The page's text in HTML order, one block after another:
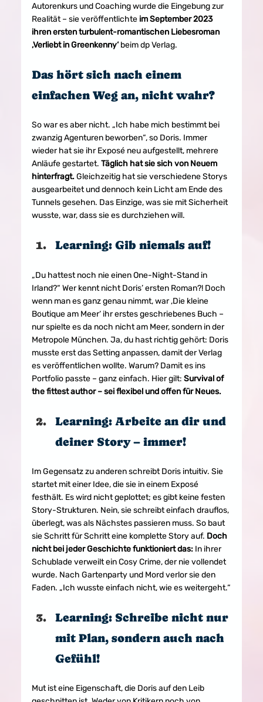
Autorenkurs und Coaching wurde die Eingebung zur
Realität – sie veröffentlichte im September 2023
ihren ersten turbulent-romantischen Liebesroman
‚Verliebt in Greenkenny‘ beim dp Verlag.
Das hört sich nach einem
einfachen Weg an, nicht wahr?
So war es aber nicht. „Ich habe mich bestimmt bei
zwanzig Agenturen beworben“, so Doris. Immer
wieder hat sie ihr Exposé neu aufgestellt, mehrere
Anläufe gestartet. Täglich hat sie sich von Neuem
hinterfragt. Gleichzeitig hat sie verschiedene Storys
ausgearbeitet und dennoch kein Licht am Ende des
Tunnels gesehen. Das Einzige, was sie mit Sicherheit
wusste, war, dass sie es durchziehen will.
Learning: Gib niemals auf!
„Du hattest noch nie einen One-Night-Stand in
Irland?“ Wer kennt nicht Doris’ ersten Roman?! Doch
wenn man es ganz genau nimmt, war ‚Die kleine
Boutique am Meer‘ ihr erstes geschriebenes Buch –
nur spielte es da noch nicht am Meer, sondern in der
Metropole München. Ja, du hast richtig gehört: Doris
musste erst das Setting anpassen, damit der Verlag
es veröffentlichen wollte. Warum? Damit es ins
Portfolio passte – ganz einfach. Hier gilt: Survival of
the fittest author – sei flexibel und offen für Neues.
Learning: Arbeite an dir und
deiner Story – immer!
Im Gegensatz zu anderen schreibt Doris intuitiv. Sie
startet mit einer Idee, die sie in einem Exposé
festhält. Es wird nicht geplottet; es gibt keine festen
Story-Strukturen. Nein, sie schreibt einfach drauflos,
überlegt, was als Nächstes passieren muss. So baut
sie Schritt für Schritt eine komplette Story auf. Doch
nicht bei jeder Geschichte funktioniert das: In ihrer
Schublade verweilt ein Cosy Crime, der nie vollendet
wurde. Nach Gartenparty und Mord verlor sie den
Faden. „Ich wusste einfach nicht, wie es weitergeht.“
Learning: Schreibe nicht nur
mit Plan, sondern auch nach
Gefühl!
Mut ist eine Eigenschaft, die Doris auf den Leib